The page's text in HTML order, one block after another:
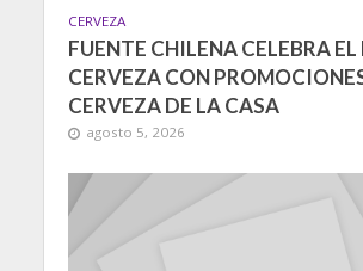
CERVEZA
FUENTE CHILENA CELEBRA
CERVEZA CON
CERVEZA DE LA CASA
agosto 5, 2026